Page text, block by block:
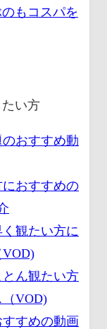
もコスパを
たい方
おすすめ動
おすすめの
観たい方に
VOD)
ん観たい方
VOD)
すめの動画